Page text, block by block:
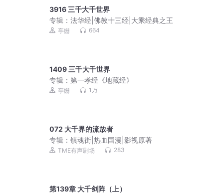
3916 三千大千世界
专辑：法华经|佛教十三经|大乘经典之王
亭姗 664
1409 三千大千世界
专辑：第一孝经《地藏经》
亭姗 1万
072 大千界的流放者
专辑：镇魂街|热血国漫|影视原著
TME有声剧场 283
第139章 大千剑阵（上）